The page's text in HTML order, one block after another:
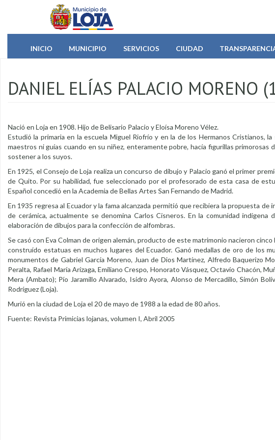
Pasar al contenido principal
INICIO
MUNICIPIO SERVICIOS CIUDAD
DANIEL ELÍAS PALACIO MORENO
Nació en Loja en 1908. Hijo de Belisario Palacio y Eloísa Moreno Vélez.
Estudió la primaria en la escuela Miguel Riofrío y en la de los Hermanos Cristianos,
maestros ni guías cuando en su niñez, enteramente pobre, hacía figurillas
sostener a los suyos.
En 1925, el Consejo de Loja realiza un concurso de dibujo y Palacio ganó el primer
de Quito. Por su habilidad, fue seleccionado por el profesorado de esta casa de
Español concedió en la Academia de Bellas Artes San Fernando de Madrid.
En 1935 regresa al Ecuador y la fama alcanzada permitió que recibiera la propuesta
de cerámica, actualmente se denomina Carlos Cisneros. En la comunidad
elaboración de dibujos para la confección de alfombras.
Se casó con Eva Colman de origen alemán, producto de este matrimonio nacieron
construído estatuas en muchos lugares del Ecuador. Ganó medallas de oro de los
monumentos de Gabriel García Moreno, Juan de Dios Martínez, Alfredo Baquerizo
Peralta, Rafael María Arízaga, Emiliano Crespo, Honorato Vásquez, Octavio Chacón,
Mera (Ambato); Pío Jaramillo Alvarado, Isidro Ayora, Alonso de Mercadillo, Simón
Rodríguez (Loja).
Murió en la ciudad de Loja el 20 de mayo de 1988 a la edad de 80 años.
Fuente: Revista Primicias lojanas, volumen I, Abril 2005